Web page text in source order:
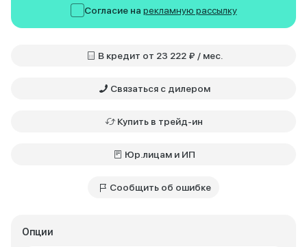
Опции
Согласие на рекламную рассылку
В кредит от 23 222 ₽ / мес.
Связаться с дилером
Купить в трейд-ин
Юр.лицам и ИП
Сообщить об ошибке